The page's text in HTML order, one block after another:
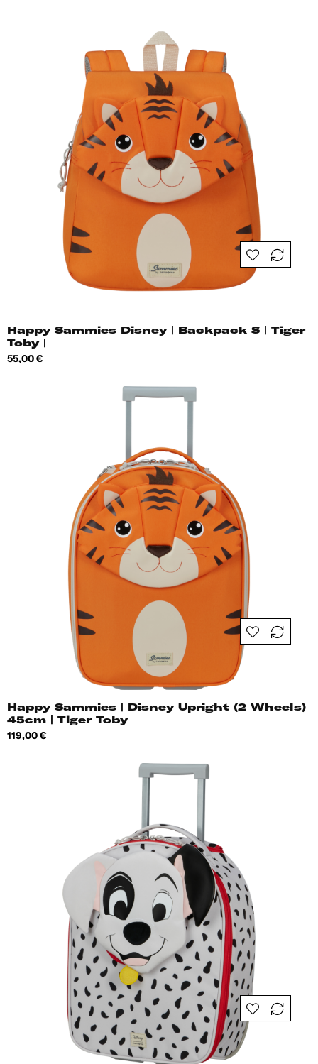
Happy Sammies Disney | Backpack S | Tiger
Toby |
Hind
55,00 €
Happy Sammies | Disney Upright (2 Wheels)
45cm | Tiger Toby
Hind
119,00 €